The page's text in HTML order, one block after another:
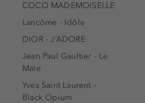
COCO MADEMOISELLE
Lancôme - Idôle
DIOR - J’ADORE
Jean Paul Gaultier - Le
Male
Yves Saint Laurent -
Black Opium